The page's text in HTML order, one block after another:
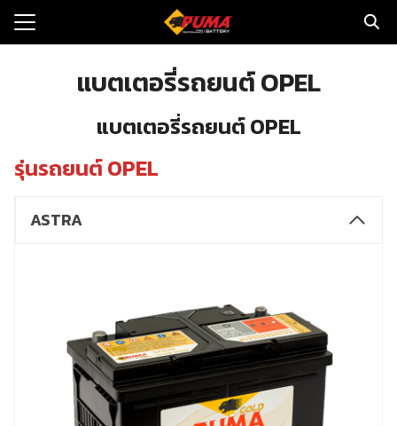
Skip
และข่าว
แบตเตอรี่รถยนต์ OPEL
แบตเตอรี่รถยนต์ OPEL
รุ่นรถยนต์ OPEL
ASTRA